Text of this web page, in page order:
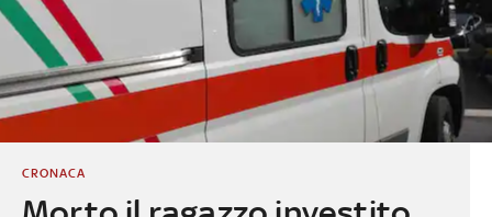
CRONACA